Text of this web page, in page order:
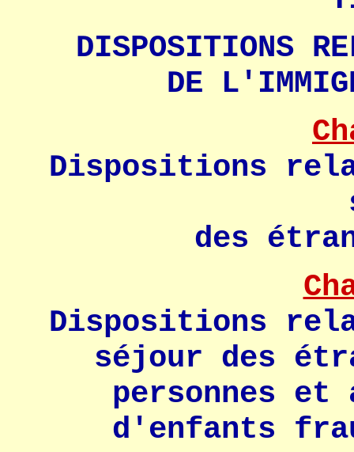
DISPOSITIONS
DE
Dispositions
des
Dispositions
séjour des
personnes et
d'enfants